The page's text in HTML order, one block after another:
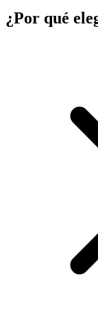
¿Por qué